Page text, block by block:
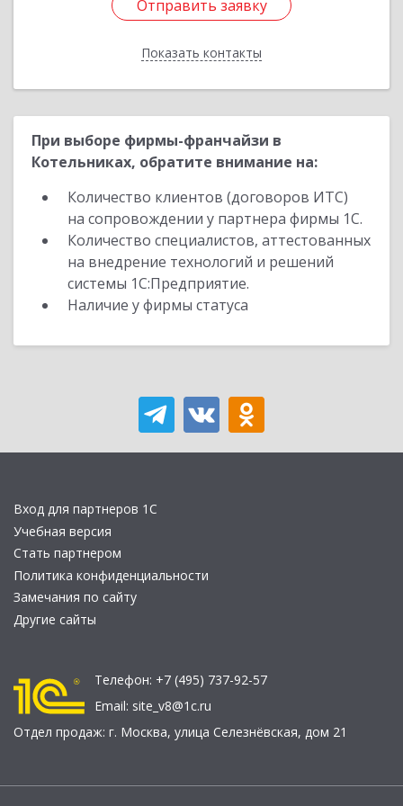
Отправить заявку
Показать контакты
Отправить заявку
Назад
При выборе фирмы-франчайзи в
Котельниках, обратите внимание на:
Количество клиентов (договоров ИТС)
на сопровождении у партнера фирмы 1С.
Количество специалистов, аттестованных
на внедрение технологий и решений
системы 1С:Предприятие.
Наличие у фирмы статуса
Вход для партнеров 1С
Учебная версия
Стать партнером
Политика конфиденциальности
Замечания по сайту
Другие сайты
Телефон: +7 (495) 737-92-57
Email: site_v8@1c.ru
Отдел продаж: г. Москва, улица Селезнёвская, дом 21